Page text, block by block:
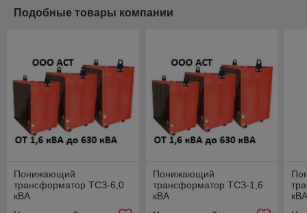
Подобные товары компании
Понижающий
трансформатор ТСЗ-6,0
кВА
Понижающий
трансформатор ТСЗ-1,6
кВА